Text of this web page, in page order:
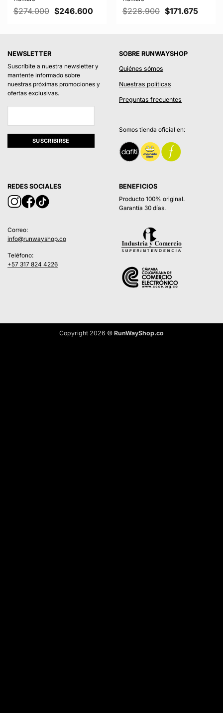
$274.000 El
$246.600El
$228.900 El
$171.675El
NEWSLETTER
Suscríbite a nuestra newsletter y
mantente informado sobre
nuestras próximas promociones y
ofertas exclusivas.
SOBRE RUNWAYSHOP
Quiénes sómos
Nuestras políticas
Preguntas frecuentes
Somos tienda oficial en:
REDES SOCIALES
Correo:
info@runwayshop.co
Teléfono:
+57 317 824 4226
BENEFICIOS
Producto 100% original.
Garantía 30 días.
Copyright 2026 © RunWayShop.co